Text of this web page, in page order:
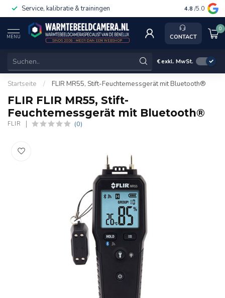
Service, kalibratie & trainingen 4.8 /5.0
MENU CONTACT
0
€exkl. MwSt.
Startseite / FLIR MR55, Stift-Feuchtemessgerät mit Bluetooth®
FLIR FLIR MR55, Stift-
Feuchtemessgerät mit Bluetooth®
FLIR (0)